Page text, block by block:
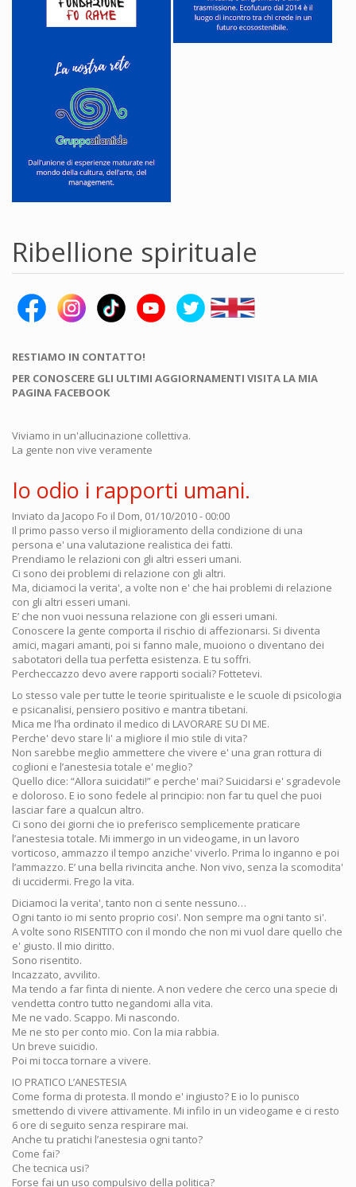
Ribellione spirituale
RESTIAMO IN CONTATTO!
PER CONOSCERE GLI ULTIMI AGGIORNAMENTI VISITA LA MIA
PAGINA FACEBOOK
Viviamo in un'allucinazione collettiva.
La gente non vive veramente
Io odio i rapporti umani.
Inviato da Jacopo Fo il Dom, 01/10/2010 - 00:00
Il primo passo verso il miglioramento della condizione di una
persona e' una valutazione realistica dei fatti.
Prendiamo le relazioni con gli altri esseri umani.
Ci sono dei problemi di relazione con gli altri.
Ma, diciamoci la verita', a volte non e' che hai problemi di relazione
con gli altri esseri umani.
E’ che non vuoi nessuna relazione con gli esseri umani.
Conoscere la gente comporta il rischio di affezionarsi. Si diventa
amici, magari amanti, poi si fanno male, muoiono o diventano dei
sabotatori della tua perfetta esistenza. E tu soffri.
Percheccazzo devo avere rapporti sociali? Fottetevi.
Lo stesso vale per tutte le teorie spiritualiste e le scuole di psicologia
e psicanalisi, pensiero positivo e mantra tibetani.
Mica me l’ha ordinato il medico di LAVORARE SU DI ME.
Perche' devo stare li' a migliore il mio stile di vita?
Non sarebbe meglio ammettere che vivere e' una gran rottura di
coglioni e l’anestesia totale e' meglio?
Quello dice: “Allora suicidati!” e perche' mai? Suicidarsi e' sgradevole
e doloroso. E io sono fedele al principio: non far tu quel che puoi
lasciar fare a qualcun altro.
Ci sono dei giorni che io preferisco semplicemente praticare
l’anestesia totale. Mi immergo in un videogame, in un lavoro
vorticoso, ammazzo il tempo anziche' viverlo. Prima lo inganno e poi
l’ammazzo. E’ una bella rivincita anche. Non vivo, senza la scomodita'
di uccidermi. Frego la vita.
Diciamoci la verita', tanto non ci sente nessuno…
Ogni tanto io mi sento proprio cosi'. Non sempre ma ogni tanto si'.
A volte sono RISENTITO con il mondo che non mi vuol dare quello che
e' giusto. Il mio diritto.
Sono risentito.
Incazzato, avvilito.
Ma tendo a far finta di niente. A non vedere che cerco una specie di
vendetta contro tutto negandomi alla vita.
Me ne vado. Scappo. Mi nascondo.
Me ne sto per conto mio. Con la mia rabbia.
Un breve suicidio.
Poi mi tocca tornare a vivere.
IO PRATICO L’ANESTESIA
Come forma di protesta. Il mondo e' ingiusto? E io lo punisco
smettendo di vivere attivamente. Mi infilo in un videogame e ci resto
6 ore di seguito senza respirare mai.
Anche tu pratichi l’anestesia ogni tanto?
Come fai?
Che tecnica usi?
Forse fai un uso compulsivo della politica?